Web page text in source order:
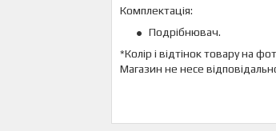
Комплектація:
Подрібнювач.
*Колір і відтінок товару на
Магазин не несе